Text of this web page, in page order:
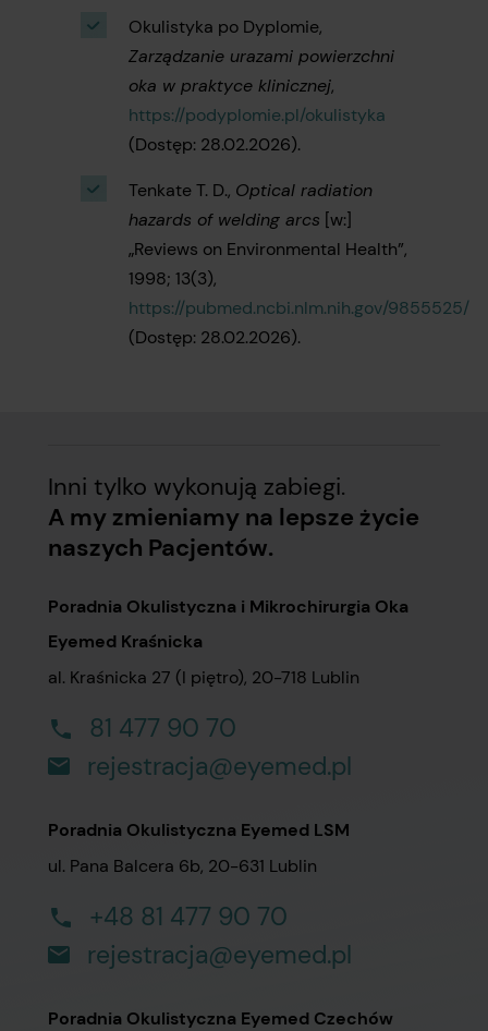
Okulistyka po Dyplomie,
Zarządzanie urazami powierzchni
oka w praktyce klinicznej,
https://podyplomie.pl/okulistyka
(Dostęp: 28.02.2026).
Tenkate T. D., Optical radiation
hazards of welding arcs [w:]
„Reviews on Environmental Health”,
1998; 13(3),
https://pubmed.ncbi.nlm.nih.gov/9855525/
(Dostęp: 28.02.2026).
Inni tylko wykonują zabiegi.
A my zmieniamy na lepsze życie
naszych Pacjentów.
Poradnia Okulistyczna i Mikrochirurgia Oka
Eyemed Kraśnicka
al. Kraśnicka 27 (I piętro), 20-718 Lublin
81 477 90 70
rejestracja@eyemed.pl
Poradnia Okulistyczna Eyemed LSM
ul. Pana Balcera 6b, 20-631 Lublin
+48 81 477 90 70
rejestracja@eyemed.pl
Poradnia Okulistyczna Eyemed Czechów